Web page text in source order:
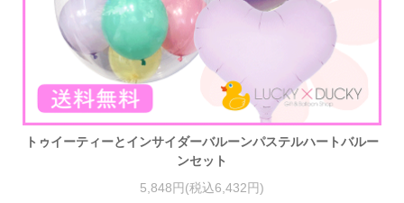
トゥイーティーとインサイダーバルーンパステルハートバルー
ンセット
5,848円(税込6,432円)